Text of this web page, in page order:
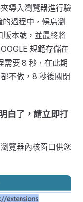
導入瀏覽器進行驗
過程中，候鳥瀏
版本號，並最終將
規範存儲在
需要 8 秒，在此期
不做，8 秒後關閉
白了，請立即打
覽器內核窗口供您